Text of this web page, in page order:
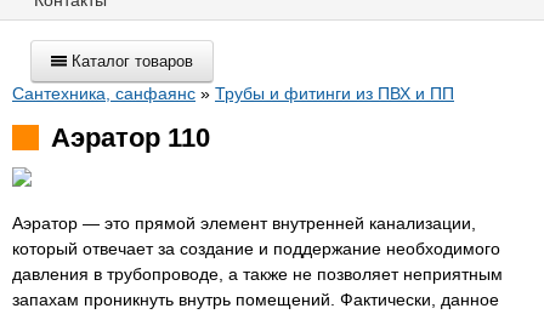
Каталог товаров
Сантехника, санфаянс » Трубы и фитинги из ПВХ и ПП
Аэратор 110
Аэратор — это прямой элемент внутренней канализации,
который отвечает за создание и поддержание необходимого
давления в трубопроводе, а также не позволяет неприятным
запахам проникнуть внутрь помещений. Фактически, данное